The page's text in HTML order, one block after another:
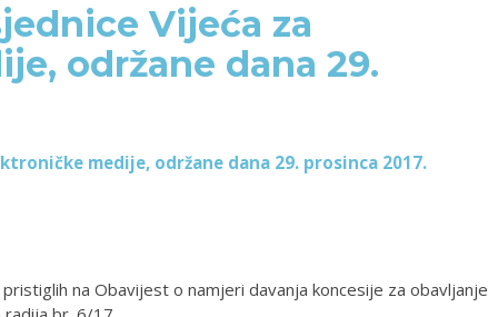
Vijeća za
održane dana 29.
medije, održane dana 29. prosinca 2017.
na Obavijest o namjeri davanja koncesije za obavljanje